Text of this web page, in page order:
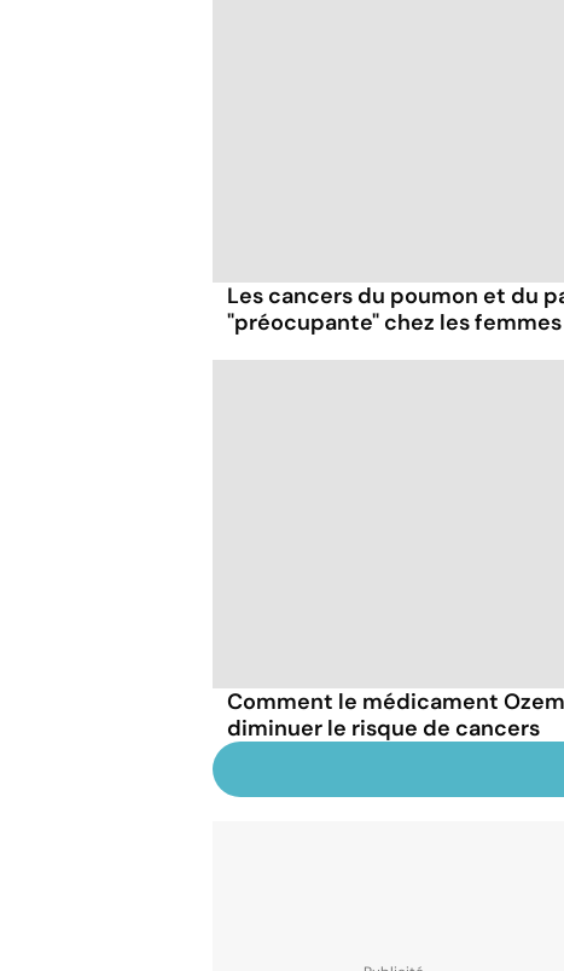
Les cancers du poumon et du
"préocupante" chez les femmes
Comment le médicament
diminuer le risque de cancers